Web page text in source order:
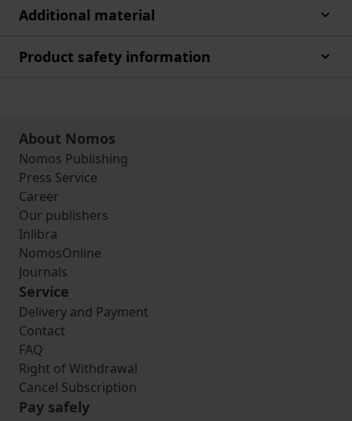
Additional material
Product safety information
About Nomos
Nomos Publishing
Press Service
Career
Our publishers
Inlibra
NomosOnline
Journals
Service
Delivery and Payment
Contact
FAQ
Right of Withdrawal
Cancel Subscription
Pay safely